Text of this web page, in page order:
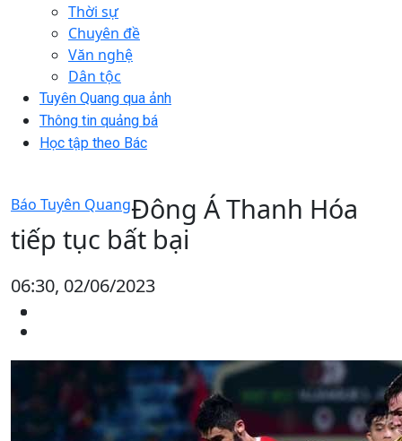
Thời sự
Chuyên đề
Văn nghệ
Dân tộc
Tuyên Quang qua ảnh
Thông tin quảng bá
Học tập theo Bác
Báo Tuyên QuangĐông Á Thanh Hóa
tiếp tục bất bại
06:30, 02/06/2023